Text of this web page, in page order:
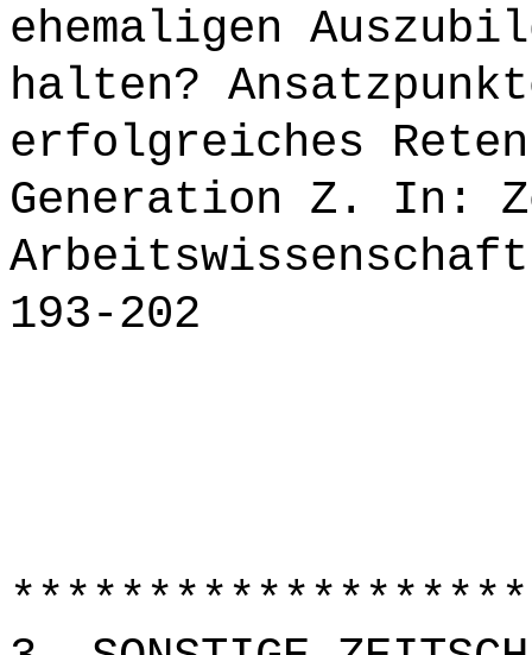
ehemaligen
halten?
erfolgreiches
Generation Z. In:
193-202